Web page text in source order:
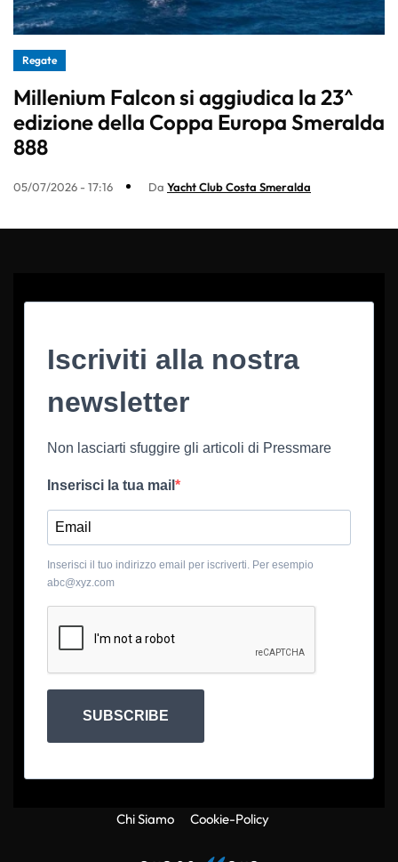
Regate
Millenium Falcon si aggiudica la 23^
edizione della Coppa Europa Smeralda
888
05/07/2026 - 17:16 Da Yacht Club Costa Smeralda
Iscriviti alla nostra
newsletter
Non lasciarti sfuggire gli articoli di Pressmare
Inserisci la tua mail
Inserisci il tuo indirizzo email per iscriverti. Per esempio
abc@xyz.com
SUBSCRIBE
Chi Siamo Cookie-Policy